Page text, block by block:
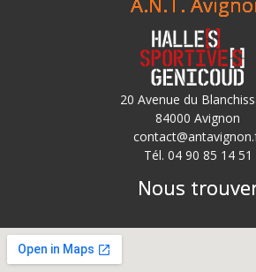
20 Avenue du
84000 Avignon
Tél. 04 90 85 14 51
Nous